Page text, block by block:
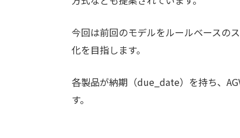
今回は前回のモデルをルールベースの
化を目指します。
各製品が納期（due_date）を持ち、
す。